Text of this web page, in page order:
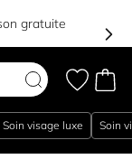
gratuite
Soin visage luxe Soin